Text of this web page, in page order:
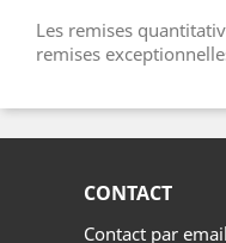
Les remises
remises
CONTACT
Contact par